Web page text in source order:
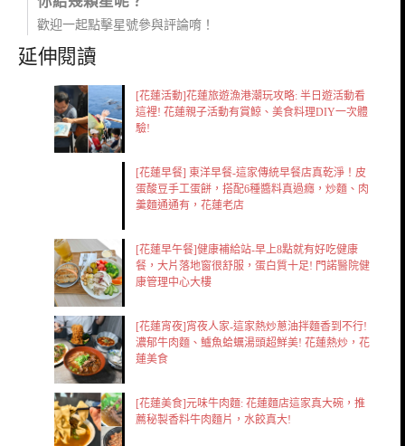
歡迎一起點擊星號參與評論唷！
延伸閱讀
[花蓮活動]花蓮旅遊漁港潮玩攻略: 半日遊活動看
這裡! 花蓮親子活動有賞鯨、美食料理DIY一次體
驗!
[花蓮早餐] 東洋早餐-這家傳統早餐店真乾淨！皮
蛋酸豆手工蛋餅，搭配6種醬料真過癮，炒麵、肉
羹麵通通有，花蓮老店
[花蓮早午餐]健康補給站-早上8點就有好吃健康
餐，大片落地窗很舒服，蛋白質十足! 門諾醫院健
康管理中心大樓
[花蓮宵夜]宵夜人家-這家熱炒蔥油拌麵香到不行!
濃郁牛肉麵、鱸魚蛤蠣湯頭超鮮美! 花蓮熱炒，花
蓮美食
[花蓮美食]元味牛肉麵: 花蓮麵店這家真大碗，推
薦秘製香料牛肉麵片，水餃真大!